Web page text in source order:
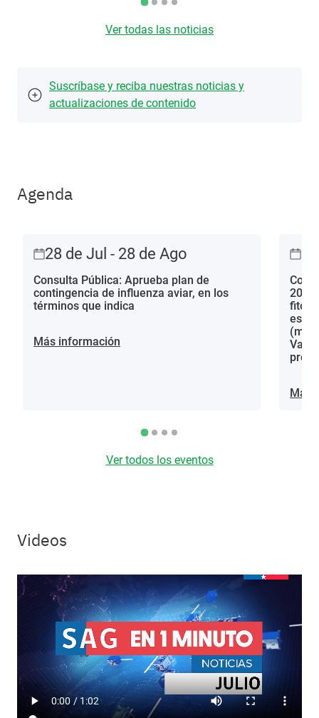
Ver todas las noticias
Suscríbase y reciba nuestras noticias y
actualizaciones de contenido
Agenda
28 de Jul - 28 de Ago
Consulta Pública: Aprueba plan de
contingencia de influenza aviar, en los
términos que indica
Más información
2013
Más
Ver todos los eventos
Videos
Video file